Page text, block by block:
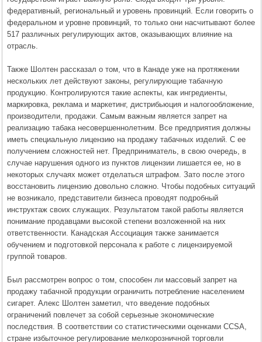
федеративный, региональный и уровень провинций. Если говорить о
федеральном и уровне провинций, то только они насчитывают более
517 различных регулирующих актов, оказывающих влияние на
отрасль.
Также Шолтен рассказал о том, что в Канаде уже на протяжении
нескольких лет действуют законы, регулирующие табачную
продукцию. Контролируются такие аспекты, как ингредиенты,
маркировка, реклама и маркетинг, дистрибьюция и налогообложение,
производители, продажи. Самым важным является запрет на
реализацию табака несовершеннолетним. Все предприятия должны
иметь специальную лицензию на продажу табачных изделий. С ее
получением сложностей нет. Предприниматель, в свою очередь, в
случае нарушения одного из пунктов лицензии лишается ее, но в
некоторых случаях может отделаться штрафом. Зато после этого
восстановить лицензию довольно сложно. Чтобы подобных ситуаций
не возникало, представители бизнеса проводят подробный
инструктаж своих служащих. Результатом такой работы является
понимание продавцами высокой степени возложенной на них
ответственности. Канадская Ассоциация также занимается
обучением и подготовкой персонала к работе с лицензируемой
группой товаров.
Был рассмотрен вопрос о том, способен ли массовый запрет на
продажу табачной продукции ограничить потребление населением
сигарет. Алекс Шолтен заметил, что введение подобных
ограничений повлечет за собой серьезные экономические
последствия. В соответствии со статистическими оценками CCSA,
стране избыточное регулирование мелкорозничной торговли